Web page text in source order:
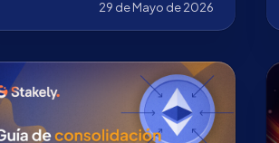
avances en Ethereum, Solana, Sui,
29 de Mayo de 2026